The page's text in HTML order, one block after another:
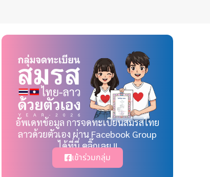
อัพเดทข้อมูล การจดทะเบียนสมรสไทย
ลาวด้วยตัวเอง ผ่าน Facebook Group
ได้ที่นี่ คลิ๊กเลย !!
เข้าร่วมกลุ่ม